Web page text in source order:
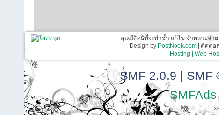
คุณมีสิทธิที่จะทำซ้ำ แก้ไข จำหน่ายจ่า
Design by PostNook.com| ติดต่อส
Hosting | Web
SMF 2.0.9 | SMF
SMFAds